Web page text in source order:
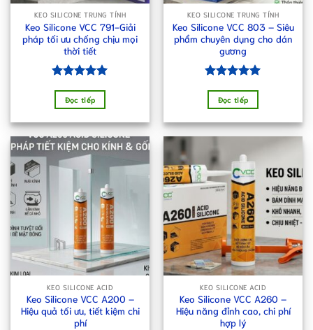
KEO SILICONE TRUNG TÍNH
Keo Silicone VCC 791-Giải
pháp tối ưu chống chịu mọi
thời tiết
hạng 5.00
5 sao
Đọc tiếp
KEO SILICONE TRUNG TÍNH
Keo Silicone VCC 803 – Siêu
phẩm chuyên dụng cho dán
gương
hạng 5.00
5 sao
Đọc tiếp
KEO SILICONE ACID
Keo Silicone VCC A200 –
Hiệu quả tối ưu, tiết kiệm chi
phí
KEO SILICONE ACID
Keo Silicone VCC A260 –
Hiệu năng đỉnh cao, chi phí
hợp lý